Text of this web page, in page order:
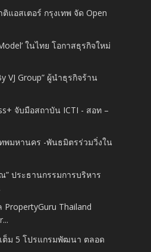
แอสเตอร์ กรุงเทพ จัด Open
ในไทย โอกาสธุรกิจใหม่
VJ Group” ผู้นำธุรกิจร้าน
จับมือสถาบัน ICTI - สอท –
ทพมหานคร -​พันธมิตรร่วมวิ่งใน
” ประธานกรรมการบริหาร
PropertyGuru Thailand
ต็ม 5 โปรแกรมพัฒนา ตลอด